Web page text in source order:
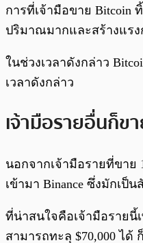
การที่เจ้ามือขาย Bitcoin
ปริมาณมากและสร้างแร
ในช่วงเวลาดังกล่าว
เวลาดังกล่าว
เจ้ามือรายอื่นก็ข
นอกจากเจ้ามือรายที่ขาย
เข้ามา Binance ซึ่งมักเ
ที่น่าสนใจคือเจ้ามือรายนี้
สามารถทะลุ $70,000 ไ